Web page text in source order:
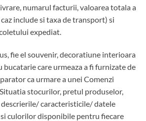
numarul facturii, valoarea totala a
include si taxa de transport) si
expediat.
fie el souvenir, decoratiune interioara
bucatarie care urmeaza a fi furnizate de
ca urmare a unei Comenzi
stocurilor, pretul produselor,
caracteristicile/ datele
culorilor disponibile pentru fiecare